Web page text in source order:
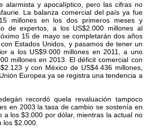
alarmista y apocalíptico, pero las cifras no
La balanza comercial del país ya fue
millones en los dos primeros meses y
de expertos, a los US$2.000 millones al
15 de mayo se completarán dos años
Estados Unidos, y pasamos de tener un
a los US$9.000 millones en 2011, a uno
millones en 2013. El déficit comercial con
y con México de US$4.436 millones,
Europea ya se registra una tendencia a
recordó quela revaluación tampoco
en 2003 la tasa de cambio se sostenía en
a los $3.000 por dólar, mientras la actual no
los $2.000.